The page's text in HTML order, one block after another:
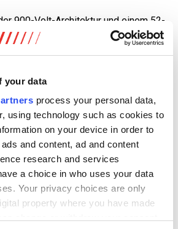
your data
process your personal data,
using technology such as cookies to
on your device in order to
and content, ad and content
research and services
a choice in who uses your data
Your privacy choices are only
property where you have made
900-Volt-Architektur und einem 52-
eine angestrebte WLTP-
über 1200 Kilometern sowie bis zu
Prozent geladen werden.